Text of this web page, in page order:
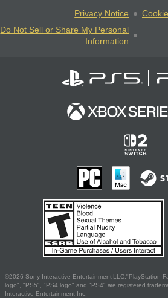
Privacy Notice
Do Not Sell or Share My Personal
Information
©2026 Sony Interactive Entertainment LLC."PlayStation
logo", "PS5", "PS4 logo" and "PS4" are registered
Interactive Entertainment Inc.